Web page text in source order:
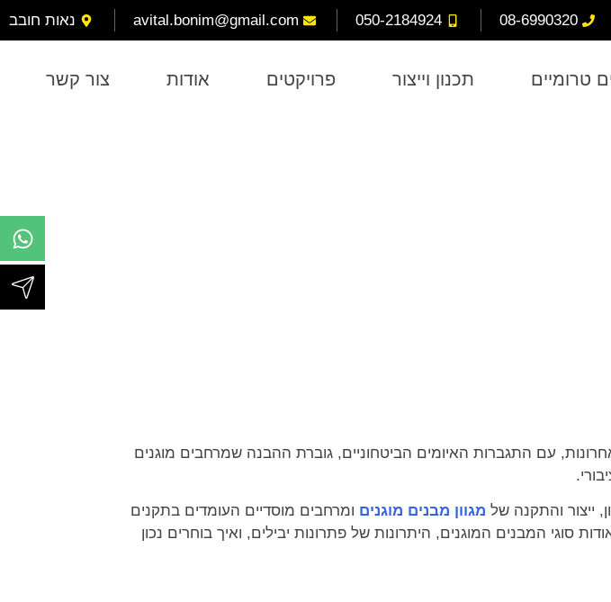
08-6990320
050-2184924
avital.bonim@gmail.com נאות חובב
טרומיים תכנון וייצור פרויקטים אודות צור קשר
עם התגברות האיומים הביטחוניים, גוברת ההבנה שמרחבים מוגנים
מגוון מבנים מוגנים ומרחבים מוסדיים העומדים בתקנים
סוגי המבנים המוגנים, היתרונות של פתרונות יבילים, ואיך בוחרים נכון